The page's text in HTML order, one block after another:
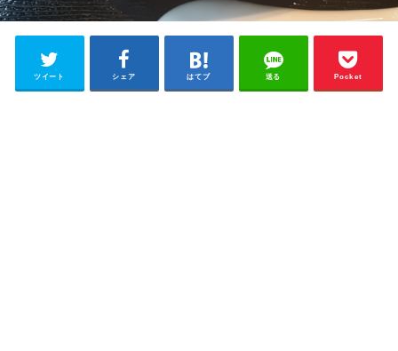
ツイート シェア はてブ 送る Pocket